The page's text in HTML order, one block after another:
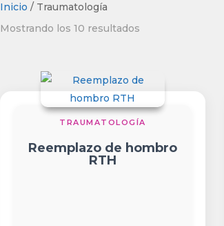
Inicio / Traumatología
Mostrando los 10 resultados
media
TRAUMATOLOGÍA
Reemplazo de hombro
RTH